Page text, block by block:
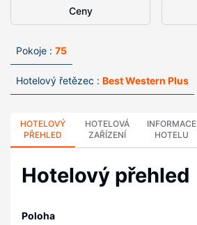
Ceny
Pokoje : 75
Hotelový řetězec : Best Western Plus
HOTELOVÝ
PŘEHLED
HOTELOVÁ
ZAŘÍZENÍ
INFORMACE
HOTELU
Hotelový přehled
Poloha